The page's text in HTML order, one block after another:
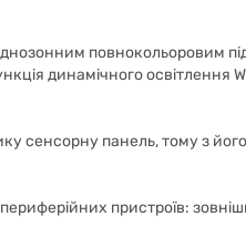
повнокольоровим
динамічного освітлення
сенсорну панель, тому з
пристроїв: